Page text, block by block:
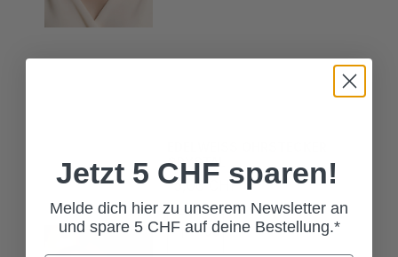
15,00 CHF*
Jetzt 5 CHF sparen!
Melde dich hier zu unserem Newsletter an
und spare 5 CHF auf deine Bestellung.*